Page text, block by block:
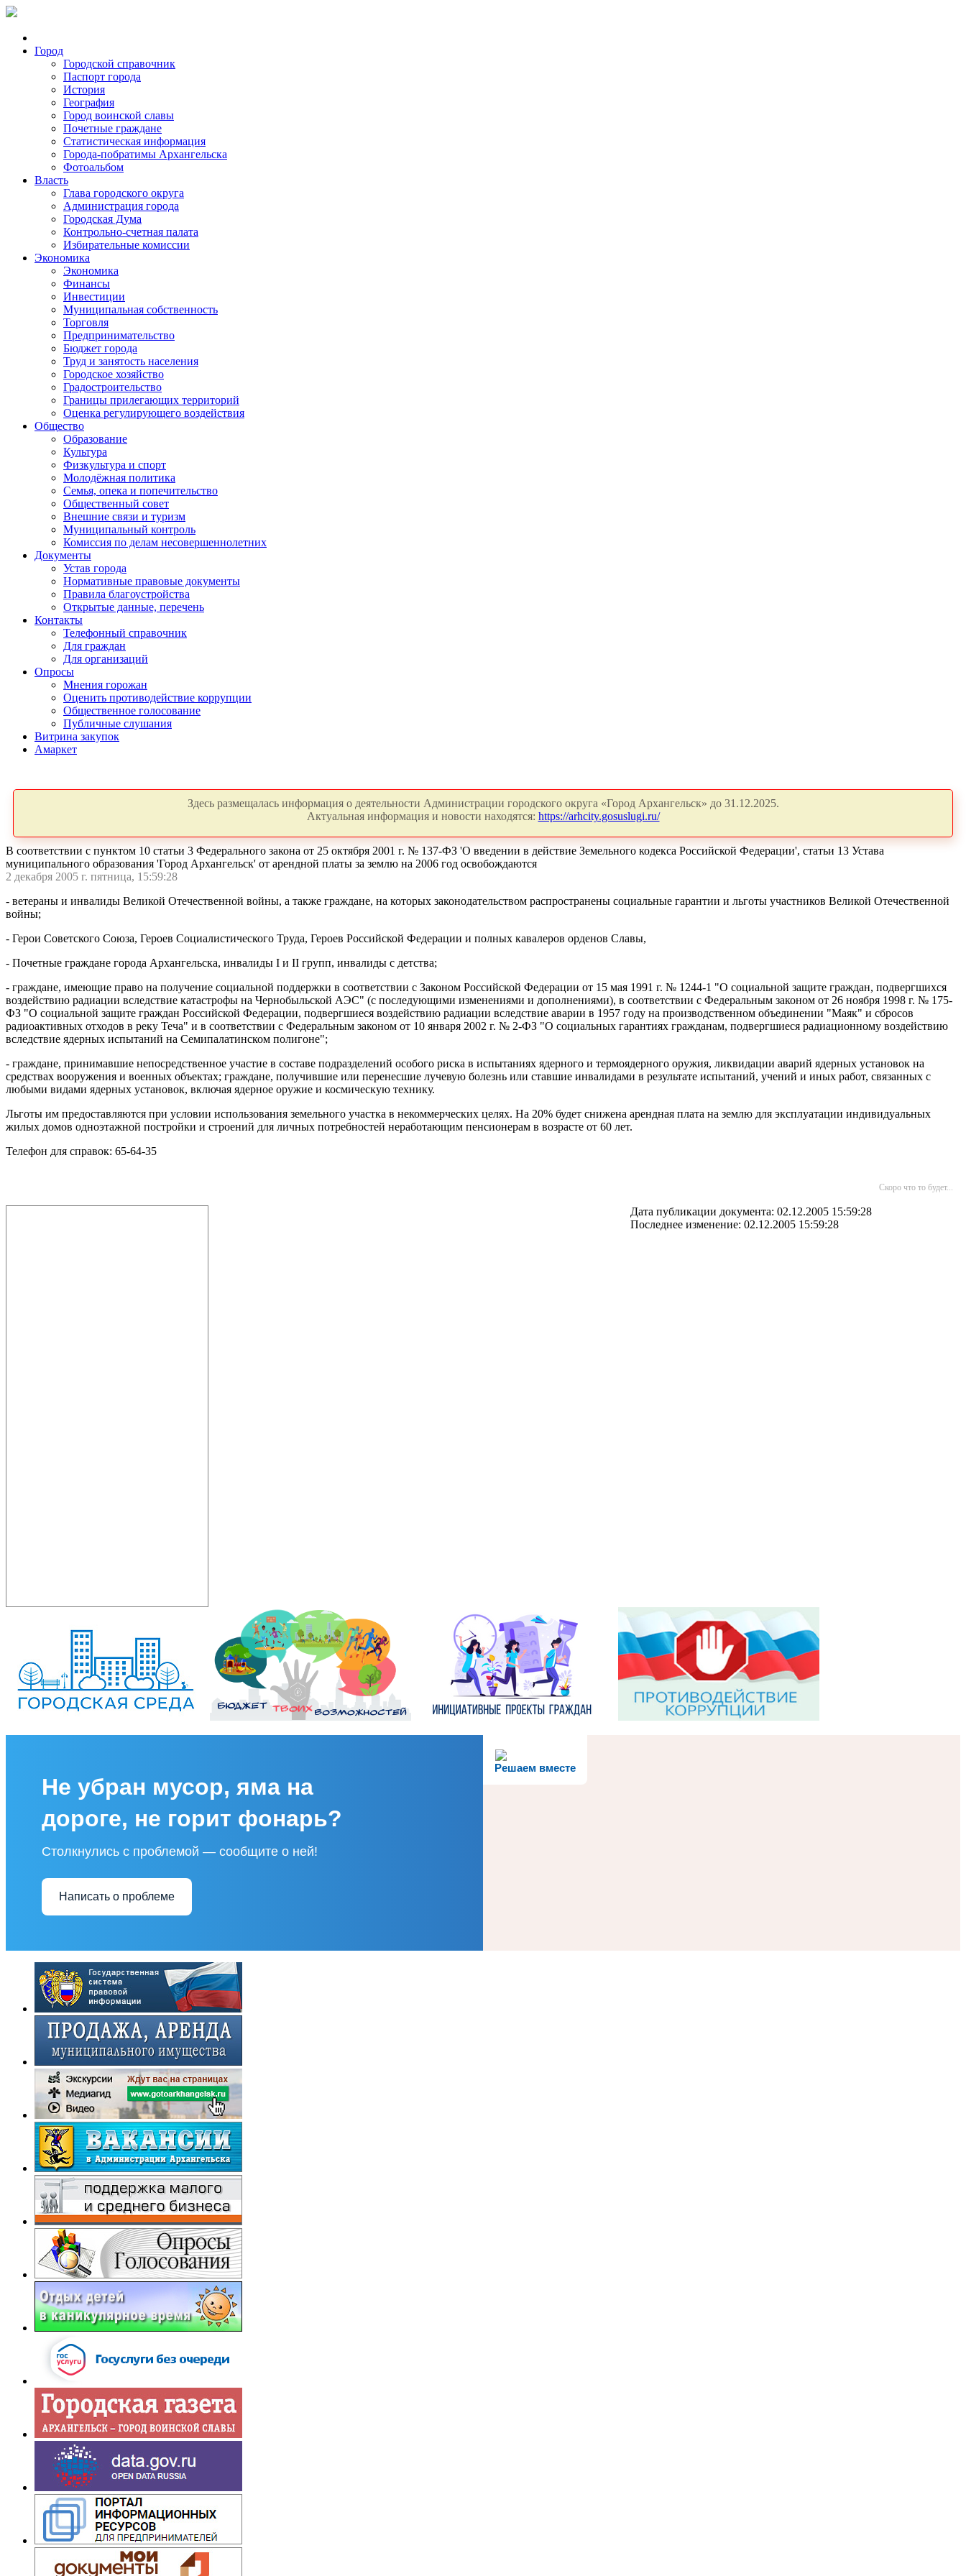
Город
Городской справочник
Паспорт города
История
География
Город воинской славы
Почетные граждане
Статистическая информация
Города-побратимы Архангельска
Фотоальбом
Власть
Глава городского округа
Администрация города
Городская Дума
Контрольно-счетная палата
Избирательные комиссии
Экономика
Экономика
Финансы
Инвестиции
Муниципальная собственность
Торговля
Предпринимательство
Бюджет города
Труд и занятость населения
Городское хозяйство
Градостроительство
Границы прилегающих территорий
Оценка регулирующего воздействия
Общество
Образование
Культура
Физкультура и спорт
Молодёжная политика
Семья, опека и попечительство
Общественный совет
Внешние связи и туризм
Муниципальный контроль
Комиссия по делам несовершеннолетних
Документы
Устав города
Нормативные правовые документы
Правила благоустройства
Открытые данные, перечень
Контакты
Телефонный справочник
Для граждан
Для организаций
Опросы
Мнения горожан
Оценить противодействие коррупции
Общественное голосование
Публичные слушания
Витрина закупок
Амаркет
Здесь размещалась информация о деятельности Администрации городского округа «Город Архангельск» до 31.12.2025.
Актуальная информация и новости находятся: https://arhcity.gosuslugi.ru/
В соответствии с пунктом 10 статьи 3 Федерального закона от 25 октября 2001 г. № 137-ФЗ 'О введении в действие Земельного кодекса Российской Федерации', статьи 13 Устава
муниципального образования 'Город Архангельск' от арендной платы за землю на 2006 год освобождаются
2 декабря 2005 г. пятница, 15:59:28
- ветераны и инвалиды Великой Отечественной войны, а также граждане, на которых законодательством распространены социальные гарантии и льготы участников Великой Отечественной
войны;
- Герои Советского Союза, Героев Социалистического Труда, Героев Российской Федерации и полных кавалеров орденов Славы,
- Почетные граждане города Архангельска, инвалиды I и II групп, инвалиды с детства;
- граждане, имеющие право на получение социальной поддержки в соответствии с Законом Российской Федерации от 15 мая 1991 г. № 1244-1 "О социальной защите граждан, подвергшихся
воздействию радиации вследствие катастрофы на Чернобыльской АЭС" (с последующими изменениями и дополнениями), в соответствии с Федеральным законом от 26 ноября 1998 г. № 175-
ФЗ "О социальной защите граждан Российской Федерации, подвергшиеся воздействию радиации вследствие аварии в 1957 году на производственном объединении "Маяк" и сбросов
радиоактивных отходов в реку Теча" и в соответствии с Федеральным законом от 10 января 2002 г. № 2-ФЗ "О социальных гарантиях гражданам, подвергшиеся радиационному воздействию
вследствие ядерных испытаний на Семипалатинском полигоне";
- граждане, принимавшие непосредственное участие в составе подразделений особого риска в испытаниях ядерного и термоядерного оружия, ликвидации аварий ядерных установок на
средствах вооружения и военных объектах; граждане, получившие или перенесшие лучевую болезнь или ставшие инвалидами в результате испытаний, учений и иных работ, связанных с
любыми видами ядерных установок, включая ядерное оружие и космическую технику.
Льготы им предоставляются при условии использования земельного участка в некоммерческих целях. На 20% будет снижена арендная плата на землю для эксплуатации индивидуальных
жилых домов одноэтажной постройки и строений для личных потребностей неработающим пенсионерам в возрасте от 60 лет.
Телефон для справок: 65-64-35
Скоро что то будет...
Дата публикации документа: 02.12.2005 15:59:28
Последнее изменение: 02.12.2005 15:59:28
Решаем вместе
Не убран мусор, яма на
дороге, не горит фонарь?
Столкнулись с проблемой — сообщите о ней!
Написать о проблеме